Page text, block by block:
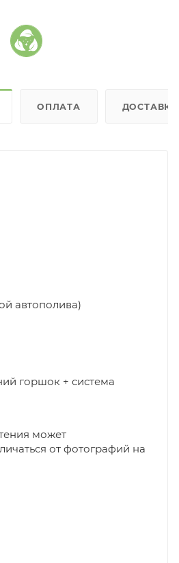
ОПЛАТА ДОСТАВКА
автополива)
горшок + система
может
от фотографий на